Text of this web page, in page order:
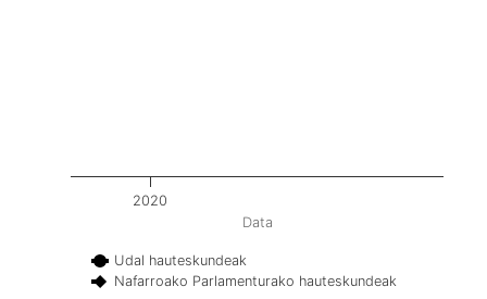
Data
Udal hauteskundeak
Nafarroako Parlamenturako hauteskundeak
2020